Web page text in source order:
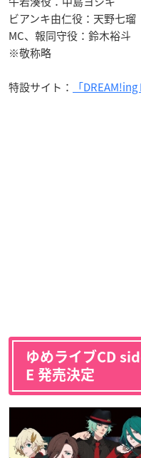
ビアンキ由仁役：天野七瑠
MC、報同守役：鈴木裕斗
※敬称略
特設サイト： 「
ゆめライブCD
E 発売決定